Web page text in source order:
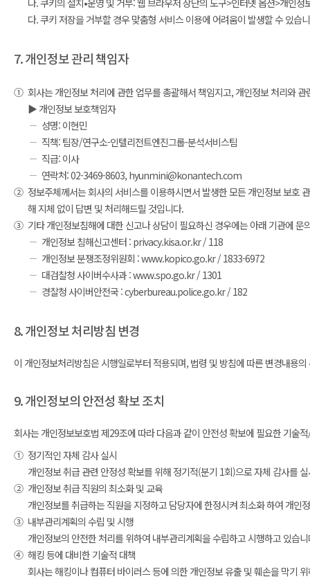
나. 쿠키의 설치•운영 및 거부: 웹 브라우저 상단의 도구>인터넷 옵션>개인
다. 쿠키 저장을 거부할 경우 맞춤형 서비스 이용에 어려움이 발생할 수 있습
7. 개인정보 관리 책임자
① 회사는 개인정보 처리에 관한 업무를 총괄해서 책임지고, 개인정보 처리와
▶ 개인정보 보호책임자
성명: 이현민
직책: 팀장/연구소-인텔리전트엔진그룹-분석서비스팀
직급: 이사
연락처: 02-3469-8603, hyunmini@konantech.com
② 정보주체께서는 회사의 서비스를 이용하시면서 발생한 모든 개인정보 보호
해 지체 없이 답변 및 처리해드릴 것입니다.
③ 기타 개인정보침해에 대한 신고나 상담이 필요하신 경우에는 아래 기관에 문
개인정보 침해신고센터 : privacy.kisa.or.kr / 118
개인정보 분쟁조정위원회 : www.kopico.go.kr / 1833-6972
대검찰청 사이버수사과 : www.spo.go.kr / 1301
경찰청 사이버안전국 : cyberbureau.police.go.kr / 182
8. 개인정보 처리방침 변경
이 개인정보처리방침은 시행일로부터 적용되며, 법령 및 방침에 따른 변경내용
9. 개인정보의 안전성 확보 조치
회사는 개인정보보호법 제29조에 따라 다음과 같이 안전성 확보에 필요한 기술
① 정기적인 자체 감사 실시
개인정보 취급 관련 안정성 확보를 위해 정기적(분기 1회)으로 자체 감사를
② 개인정보 취급 직원의 최소화 및 교육
개인정보를 취급하는 직원을 지정하고 담당자에 한정시켜 최소화 하여 개인
③ 내부관리계획의 수립 및 시행
개인정보의 안전한 처리를 위하여 내부관리계획을 수립하고 시행하고 있습
④ 해킹 등에 대비한 기술적 대책
회사는 해킹이나 컴퓨터 바이러스 등에 의한 개인정보 유출 및 훼손을 막기